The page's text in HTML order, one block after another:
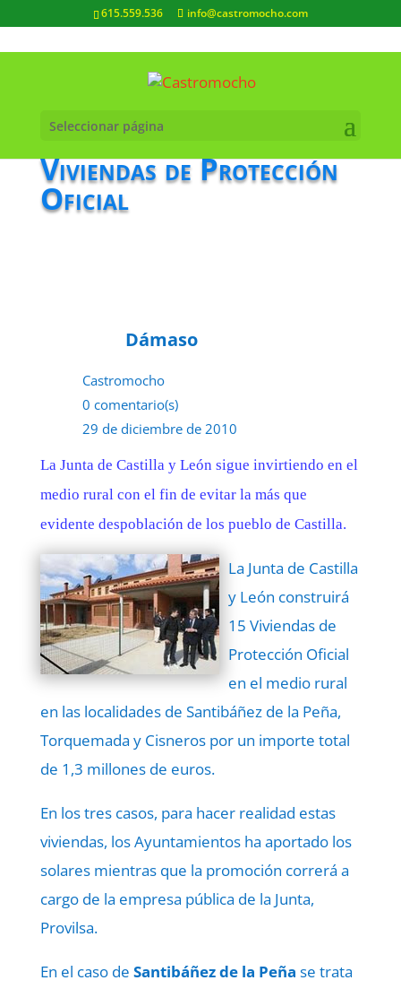
615.559.536 info@castromocho.com
Seleccionar página
Viviendas de Protección
Oficial
Dámaso
Castromocho
0 comentario(s)
29 de diciembre de 2010
La Junta de Castilla y León sigue invirtiendo en el
medio rural con el fin de evitar la más que
evidente despoblación de los pueblo de Castilla.
La Junta de Castilla
y León construirá
15 Viviendas de
Protección Oficial
en el medio rural
en las localidades de Santibáñez de la Peña,
Torquemada y Cisneros por un importe total
de 1,3 millones de euros.
En los tres casos, para hacer realidad estas
viviendas, los Ayuntamientos ha aportado los
solares mientras que la promoción correrá a
cargo de la empresa pública de la Junta,
Provilsa.
En el caso de Santibáñez de la Peña se trata